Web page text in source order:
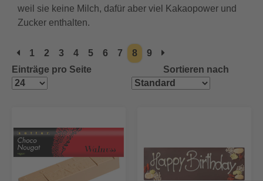
weil sie keine Milch, dafür aber viel Kakaopower und
Zucker enthalten.
1 2 3 4 5 6 7 8
9
Einträge pro Seite
Sortieren nach